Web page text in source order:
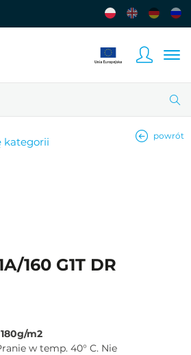
kategorii powrót
160 G1T DR
m2
w temp. 40° C. Nie